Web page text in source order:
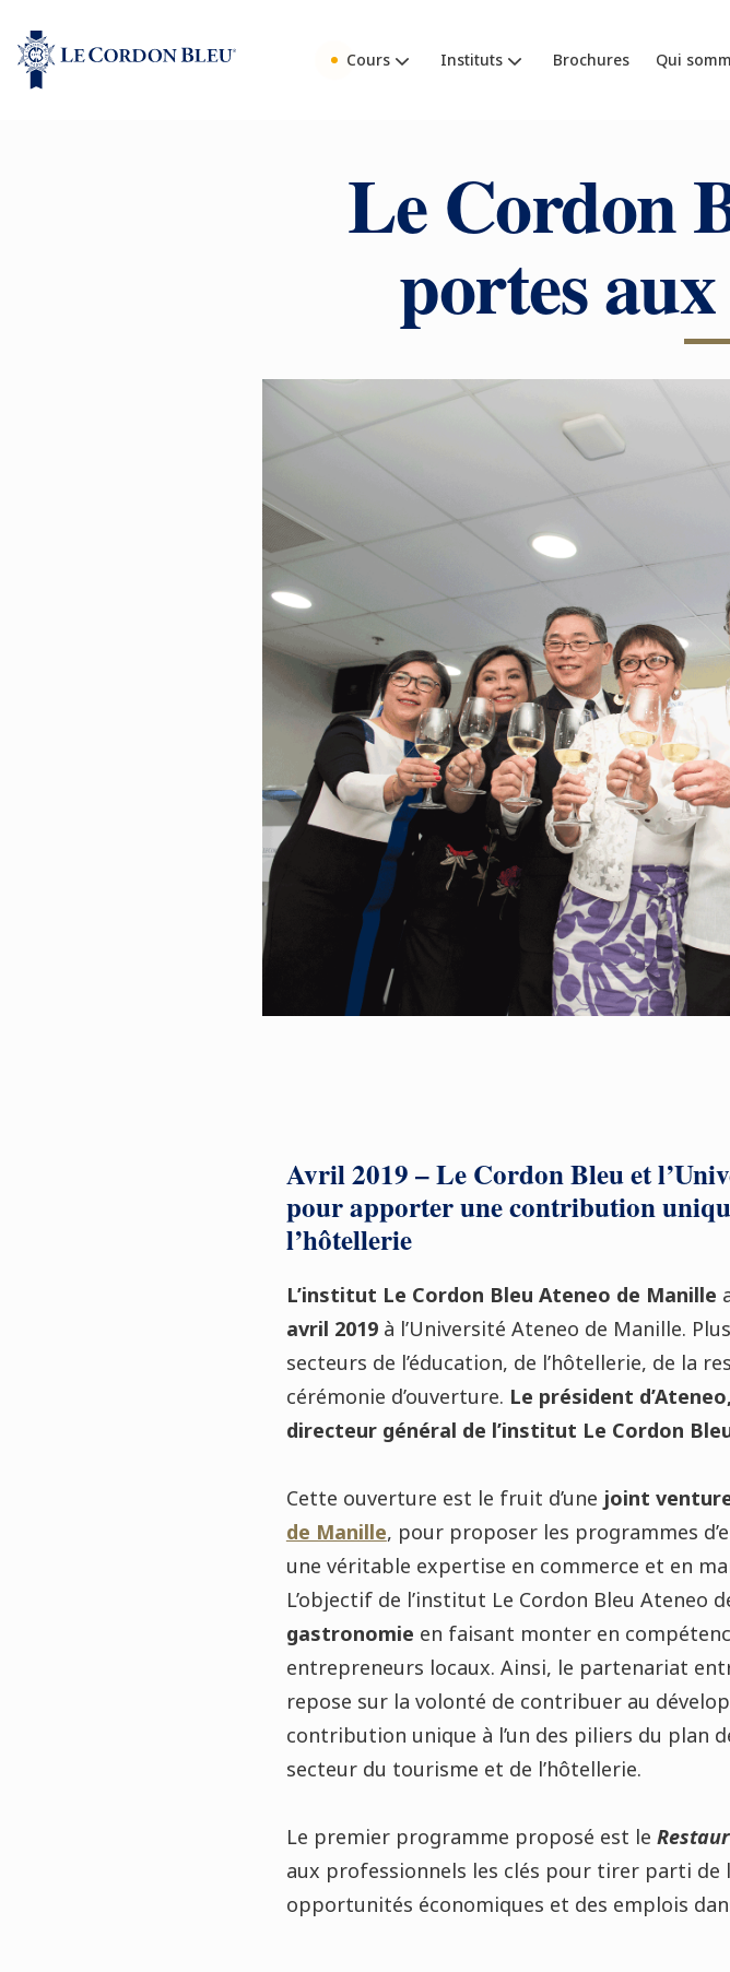
Cours Instituts Brochures Qui
Le Cordon
portes
Avril 2019 – Le Cordon Bleu et
pour apporter une contribution
l’hôtellerie
L’institut Le Cordon Bleu Ateneo de Manille
avril 2019à l’Université Ateneo de Manille.
secteurs de l’éducation, de l’hôtellerie, de la
cérémonie d’ouverture. Le président
directeur général de l’institut Le Cordon
Cette ouverture est le fruit d’une joint
de Manille, pour proposer les programmes
une véritable expertise en commerce et en
L’objectif de l’institut Le Cordon Bleu Ateneo
gastronomie en faisant monter en
entrepreneurs locaux. Ainsi, le partenariat
repose sur la volonté de contribuer au
contribution unique à l’un des piliers du plan
secteur du tourisme et de l’hôtellerie.
Le premier programme proposé est le
aux professionnels les clés pour tirer parti
opportunités économiques et des emplois